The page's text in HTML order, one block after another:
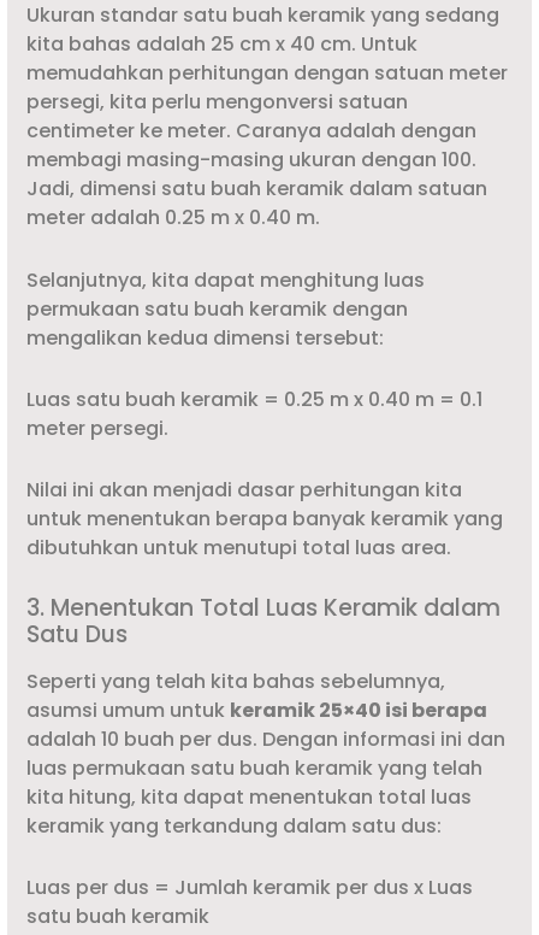
Ukuran standar satu buah keramik yang sedang
kita bahas adalah 25 cm x 40 cm. Untuk
memudahkan perhitungan dengan satuan meter
persegi, kita perlu mengonversi satuan
centimeter ke meter. Caranya adalah dengan
membagi masing-masing ukuran dengan 100.
Jadi, dimensi satu buah keramik dalam satuan
meter adalah 0.25 m x 0.40 m.
Selanjutnya, kita dapat menghitung luas
permukaan satu buah keramik dengan
mengalikan kedua dimensi tersebut:
Luas satu buah keramik = 0.25 m x 0.40 m = 0.1
meter persegi.
Nilai ini akan menjadi dasar perhitungan kita
untuk menentukan berapa banyak keramik yang
dibutuhkan untuk menutupi total luas area.
3. Menentukan Total Luas Keramik dalam
Satu Dus
Seperti yang telah kita bahas sebelumnya,
asumsi umum untuk keramik 25×40 isi berapa
adalah 10 buah per dus. Dengan informasi ini dan
luas permukaan satu buah keramik yang telah
kita hitung, kita dapat menentukan total luas
keramik yang terkandung dalam satu dus:
Luas per dus = Jumlah keramik per dus x Luas
satu buah keramik